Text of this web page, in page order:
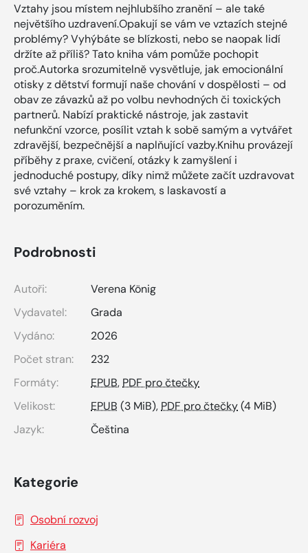
Vztahy jsou místem nejhlubšího zranění – ale také
největšího uzdravení.Opakují se vám ve vztazích stejné
problémy? Vyhýbáte se blízkosti, nebo se naopak lidí
držíte až příliš? Tato kniha vám pomůže pochopit
proč.Autorka srozumitelně vysvětluje, jak emocionální
otisky z dětství formují naše chování v dospělosti – od
obav ze závazků až po volbu nevhodných či toxických
partnerů. Nabízí praktické nástroje, jak zastavit
nefunkční vzorce, posílit vztah k sobě samým a vytvářet
zdravější, bezpečnější a naplňující vazby.Knihu provázejí
příběhy z praxe, cvičení, otázky k zamyšlení i
jednoduché postupy, díky nimž můžete začít uzdravovat
své vztahy – krok za krokem, s laskavostí a
porozuměním.
Podrobnosti
Autoři:
Verena König
Vydavatel:
Grada
Vydáno:
2026
Počet stran:
232
Formáty:
EPUB, PDF pro čtečky
Velikost:
EPUB (3 MiB), PDF pro čtečky(4 MiB)
Jazyk:
Čeština
Kategorie
Osobní rozvoj
Kariéra